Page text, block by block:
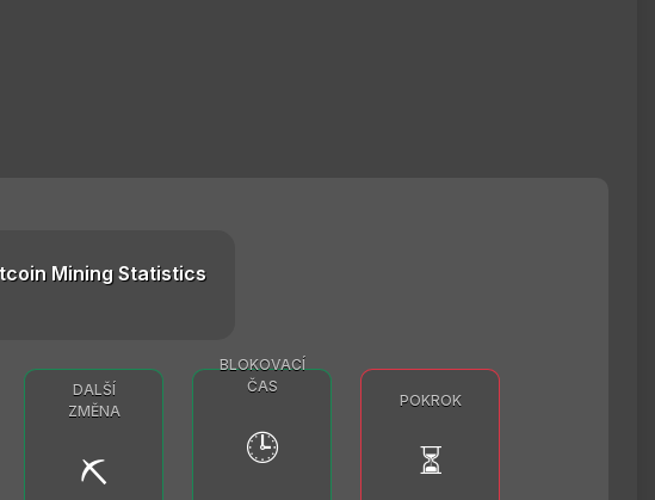
Mining Statistics
DALŠÍ
ZMĚNA
⛏️
BLOKOVACÍ
ČAS
🕒
POKROK
⏳